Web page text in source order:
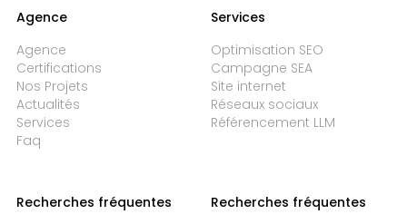
Agence
Agence
Certifications
Nos Projets
Actualités
Services
Faq
Services
Optimisation SEO
Campagne SEA
Site internet
Réseaux sociaux
Référencement LLM
Recherches fréquentes
Recherches fréquentes